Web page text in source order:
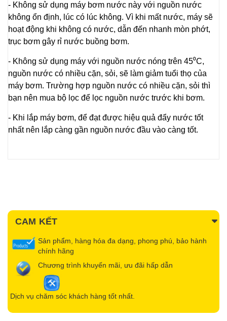
- Không sử dụng máy bơm nước này với nguồn nước
không ổn định, lúc có lúc không. Vì khi mất nước, máy sẽ
hoạt động khi không có nước, dẫn đến nhanh mòn phớt,
trục bơm gây rỉ nước buồng bơm.
- Không sử dụng máy với nguồn nước nóng trên 45⁰C,
nguồn nước có nhiều cặn, sỏi, sẽ làm giảm tuổi thọ của
máy bơm. Trường hợp nguồn nước có nhiều cặn, sỏi thì
bạn nên mua bộ lọc để lọc nguồn nước trước khi bơm.
- Khi lắp máy bơm, để đạt được hiệu quả đẩy nước tốt
nhất nên lắp càng gần nguồn nước đầu vào càng tốt.
CAM KẾT
Sản phẩm, hàng hóa đa dạng, phong phú, bảo hành
chính hãng
Chương trình khuyến mãi, ưu đãi hấp dẫn
Dịch vụ chăm sóc khách hàng tốt nhất.